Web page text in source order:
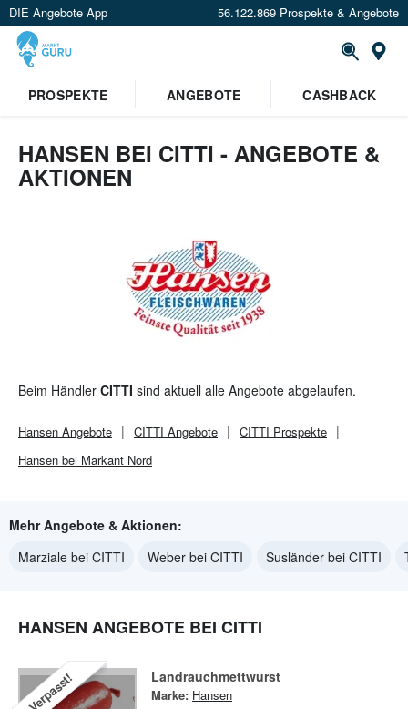
DIE Angebote App 56.122.869 Prospekte & Angebote
PROSPEKTE ANGEBOTE CASHBACK
HANSEN BEI CITTI - ANGEBOTE &
AKTIONEN
Beim Händler CITTI sind aktuell alle Angebote abgelaufen.
Hansen Angebote CITTI Angebote CITTI Prospekte
Hansen bei Markant Nord
Mehr Angebote & Aktionen:
Marziale bei CITTI
Weber bei CITTI Susländer bei CITTI
HANSEN ANGEBOTE BEI CITTI
Verpasst! Landrauchmettwurst
Marke: Hansen